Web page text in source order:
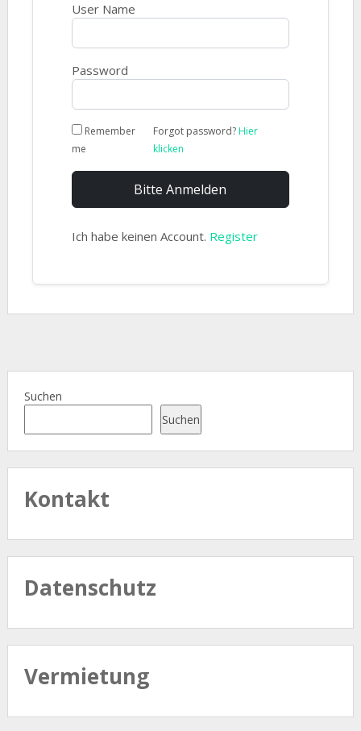
User Name
Password
Remember
me
Forgot password?Hier
klicken
Bitte Anmelden
Ich habe keinen Account. Register
Suchen
Suchen
Kontakt
Datenschutz
Vermietung